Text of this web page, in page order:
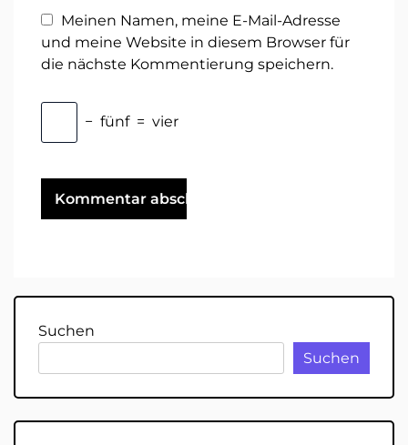
Meinen Namen, meine E-Mail-Adresse
und meine Website in diesem Browser für
die nächste Kommentierung speichern.
− fünf = vier
Suchen
Suchen